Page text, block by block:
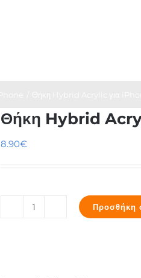
Θήκη Hybrid
8.90€
Προσθήκη